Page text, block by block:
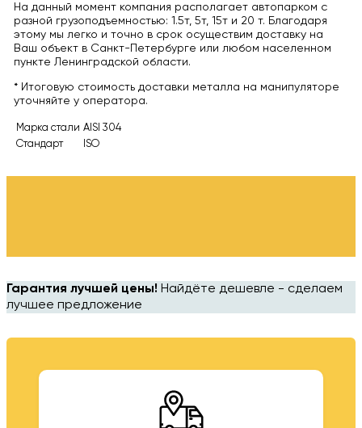
На данный момент компания располагает автопарком с
разной грузоподъемностью: 1.5т, 5т, 15т и 20 т. Благодаря
этому мы легко и точно в срок осуществим доставку на
Ваш объект в Санкт-Петербурге или любом населенном
пункте Ленинградской области.
* Итоговую стоимость доставки металла на манипуляторе
уточняйте у оператора.
Марка стали AISI 304
Стандарт
ISO
Гарантия лучшей цены! Найдёте дешевле - сделаем
лучшее предложение